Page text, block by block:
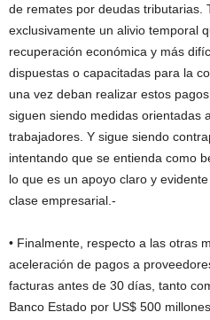
de remates por deudas tributarias.
exclusivamente un alivio temporal
recuperación económica y más
dispuestas o capacitadas para la
una vez deban realizar estos
siguen siendo medidas orientadas
trabajadores. Y sigue siendo
intentando que se entienda como
lo que es un apoyo claro y
clase empresarial.-
• Finalmente, respecto a las otras
aceleración de pagos a
facturas antes de 30 días, tanto
Banco Estado por US$ 500